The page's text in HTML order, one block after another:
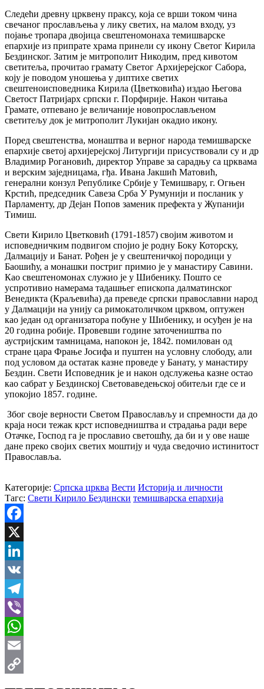
Следећи древну црквену праксу, која се врши током чина
свечаног прослављења у лику светих, на малом входу, уз
појање тропара двојица свештеномонаха темишварске
епархије из припрате храма принели су икону Светог Кирила
Бездинског. Затим је митрополит Никодим, пред кивотом
светитеља, прочитао грамату Светог Архијерејског Сабора,
коју је поводом уношења у диптихе светих
свештеноисповедника Кирила (Цветковића) издао Његова
Светост Патријарх српски г. Порфирије. Након читања
Грамате, отпевано је величаније новопрослављеном
светитељу док је митрополит Лукијан окадио икону.
Поред свештенства, монаштва и верног народа темишварске
епархије светој архијерејској Литургији присуствовали су и др
Владимир Рогановић, директор Управе за сарадњу са црквама
и верским заједницама, гђа. Ивана Јакшић Матовић,
генерални конзул Републике Србије у Темишвару, г. Огњен
Крстић, председник Савеза Срба У Румунији и посланик у
Парламенту, др Дејан Попов заменик префекта у Жупанији
Тимиш.
Свети Кирило Цветковић (1791-1857) својим животом и
исповедничким подвигом спојио је родну Боку Которску,
Далмацију и Банат. Рођен је у свештеничкој породици у
Баошићу, а монашки постриг примио је у манастиру Савини.
Као свештеномонах служио је у Шибенику. Пошто се
успротивио намерама тадашњег епископа далматинског
Венедикта (Краљевића) да преведе српски православни народ
у Далмацији на унију са римокатоличком црквом, оптужен
као један од организатора побуне у Шибенику, и осуђен је на
20 година робије. Провевши године заточеништва по
аустријским тамницама, напокон је, 1842. помилован од
стране цара Фрање Јосифа и пуштен на условну слободу, али
под условом да остатак казне проведе у Банату, у манастиру
Бездин. Свети Исповедник је и након одслужења казне остао
као сабрат у Бездинској Световаведењској обитељи где се и
упокојио 1857. године.
Због своје верности Светом Православљу и спремности да до
краја носи тежак крст исповедништва и страдања ради вере
Отачке, Господ га је прославио светошћу, да би и у ове наше
дане преко својих светих моштију и чуда сведочио истинитост
Православља.
Категорије: Српска црква Вести Историја и личности
Тагс: Свети Кирило Бездински темишварска епархија
Facebook
X
LinkedIn
VK
Telegram
Viber
WhatsApp
Email